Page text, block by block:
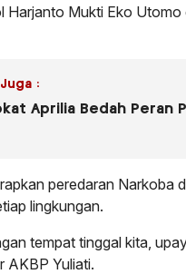
Harjanto Mukti Eko
:
Aprilia Bedah Peran
peredaran Narkoba
lingkungan.
tempat tinggal kita,
AKBP Yuliati.